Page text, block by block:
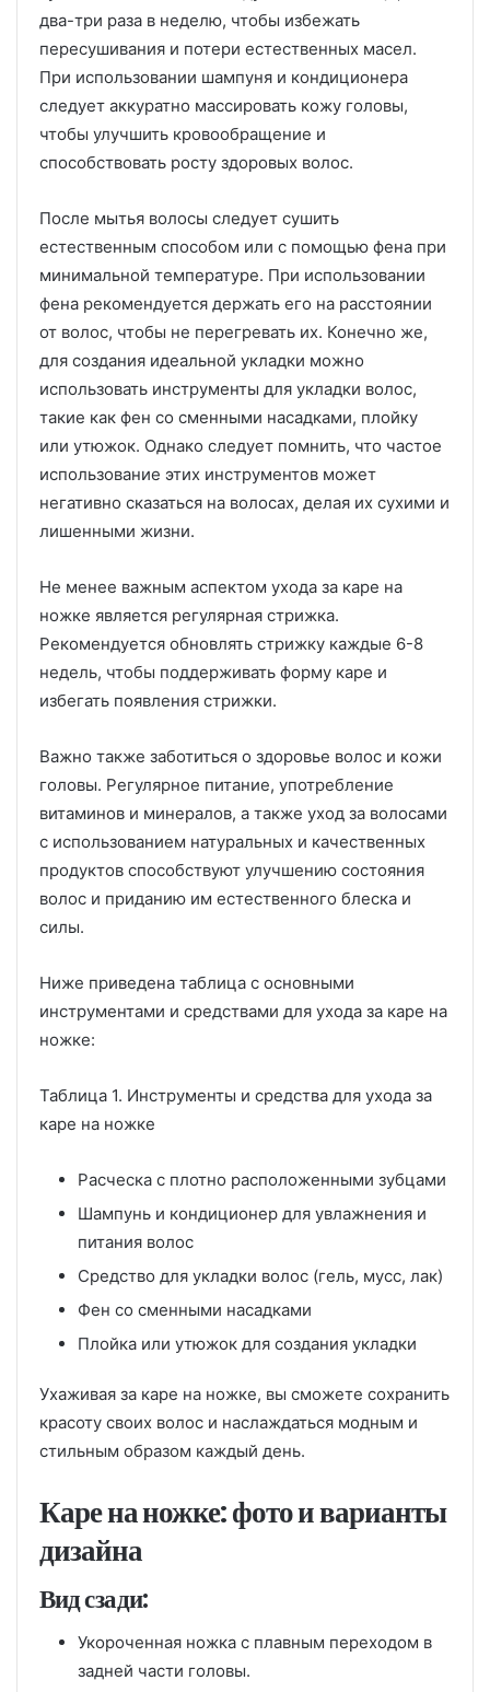
два-три раза в неделю, чтобы избежать
пересушивания и потери естественных масел.
При использовании шампуня и кондиционера
следует аккуратно массировать кожу головы,
чтобы улучшить кровообращение и
способствовать росту здоровых волос.
После мытья волосы следует сушить
естественным способом или с помощью фена при
минимальной температуре. При использовании
фена рекомендуется держать его на расстоянии
от волос, чтобы не перегревать их. Конечно же,
для создания идеальной укладки можно
использовать инструменты для укладки волос,
такие как фен со сменными насадками, плойку
или утюжок. Однако следует помнить, что частое
использование этих инструментов может
негативно сказаться на волосах, делая их сухими и
лишенными жизни.
Не менее важным аспектом ухода за каре на
ножке является регулярная стрижка.
Рекомендуется обновлять стрижку каждые 6-8
недель, чтобы поддерживать форму каре и
избегать появления стрижки.
Важно также заботиться о здоровье волос и кожи
головы. Регулярное питание, употребление
витаминов и минералов, а также уход за волосами
с использованием натуральных и качественных
продуктов способствуют улучшению состояния
волос и приданию им естественного блеска и
силы.
Ниже приведена таблица с основными
инструментами и средствами для ухода за каре на
ножке:
Таблица 1. Инструменты и средства для ухода за
каре на ножке
Расческа с плотно расположенными зубцами
Шампунь и кондиционер для увлажнения и
питания волос
Средство для укладки волос (гель, мусс, лак)
Фен со сменными насадками
Плойка или утюжок для создания укладки
Ухаживая за каре на ножке, вы сможете сохранить
красоту своих волос и наслаждаться модным и
стильным образом каждый день.
Каре на ножке: фото и варианты
дизайна
Вид сзади:
Укороченная ножка с плавным переходом в
задней части головы.